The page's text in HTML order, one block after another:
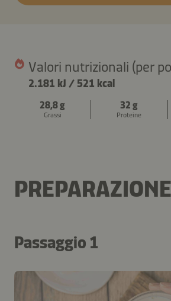
Valori nutrizionali (per
2.181 kJ / 521 kcal
28,8 g
Grassi
32 g
Proteine
PREPARAZIONE
Passaggio 1